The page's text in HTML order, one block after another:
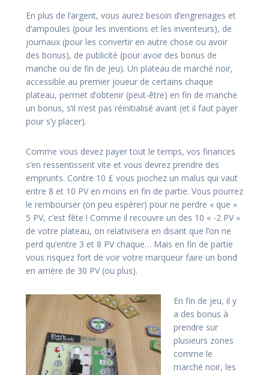
En plus de l’argent, vous aurez besoin d’engrenages et
d’ampoules (pour les inventions et les inventeurs), de
journaux (pour les convertir en autre chose ou avoir
des bonus), de publicité (pour avoir des bonus de
manche ou de fin de jeu). Un plateau de marché noir,
accessible au premier joueur de certains chaque
plateau, permet d’obtenir (peut-être) en fin de manche
un bonus, s’il n’est pas réinitialisé avant (et il faut payer
pour s’y placer).
Comme vous devez payer tout le temps, vos finances
s’en ressentissent vite et vous devrez prendre des
emprunts. Contre 10 £ vous piochez un malus qui vaut
entre 8 et 10 PV en moins en fin de partie. Vous pourrez
le rembourser (on peu espérer) pour ne perdre « que »
5 PV, c’est fête ! Comme il recouvre un des 10 « -2 PV »
de votre plateau, on relativisera en disant que l’on ne
perd qu’entre 3 et 8 PV chaque… Mais en fin de partie
vous risquez fort de voir votre marqueur faire un bond
en arrière de 30 PV (ou plus).
En fin de jeu, il y
a des bonus à
prendre sur
plusieurs zones
comme le
marché noir, les